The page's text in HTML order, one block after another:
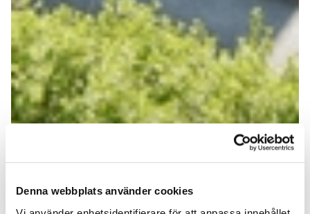
Denna webbplats använder cookies